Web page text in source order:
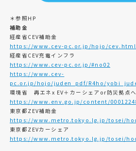
＊参照HP
補助金
経産省CEV補助金
https://www.cev-pc.or.jp/hojo/
経産省CEV充電インフラ
https://www.cev-pc.or.jp/#no02
https://www.cev-
pc.or.jp/hojo/juden_pdf/R4ho/
環境省 再エネx EV＋カーシェアor防災拠点
https://www.env.go.jp/content/
東京都ZEV補助金
https://www.metro.tokyo.lg.jp/tosei/
東京都ZEVカーシェア
https://www.metro.tokyo.lg.jp/tosei/